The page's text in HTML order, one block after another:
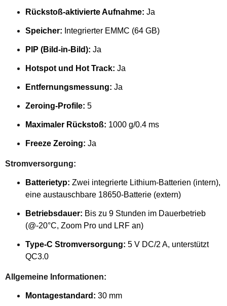
Rückstoß-aktivierte Aufnahme: Ja
Speicher: Integrierter EMMC (64 GB)
PIP (Bild-in-Bild): Ja
Hotspot und Hot Track: Ja
Entfernungsmessung: Ja
Zeroing-Profile: 5
Maximaler Rückstoß: 1000 g/0.4 ms
Freeze Zeroing: Ja
Stromversorgung:
Batterietyp: Zwei integrierte Lithium-Batterien (intern),
eine austauschbare 18650-Batterie (extern)
Betriebsdauer: Bis zu 9 Stunden im Dauerbetrieb
(@-20°C, Zoom Pro und LRF an)
Type-C Stromversorgung: 5 V DC/2 A, unterstützt
QC3.0
Allgemeine Informationen:
Montagestandard: 30 mm